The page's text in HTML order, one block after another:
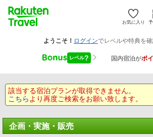
お気に入り
該当する宿泊プランが取得できません。
こちら より再度ご検索をお願い致します。
企画・実施・販売